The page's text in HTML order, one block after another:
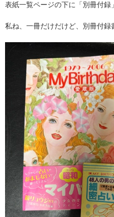
表紙一覧ページの下に「別冊付録
私ね、一冊だけだけど、別冊付録